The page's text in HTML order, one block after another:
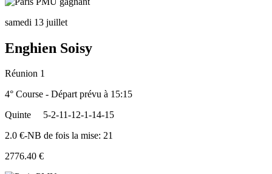
samedi 13 juillet
Enghien Soisy
Réunion 1
4° Course - Départ prévu à 15:15
Quinte
5-2-11-12-1-14-15
2.0 €-NB de fois la mise: 21
2776.40 €